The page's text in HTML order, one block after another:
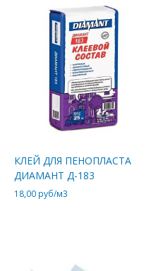
КЛЕЙ ДЛЯ ПЕНОПЛАСТА
ДИАМАНТ Д-183
18,00 руб/м3